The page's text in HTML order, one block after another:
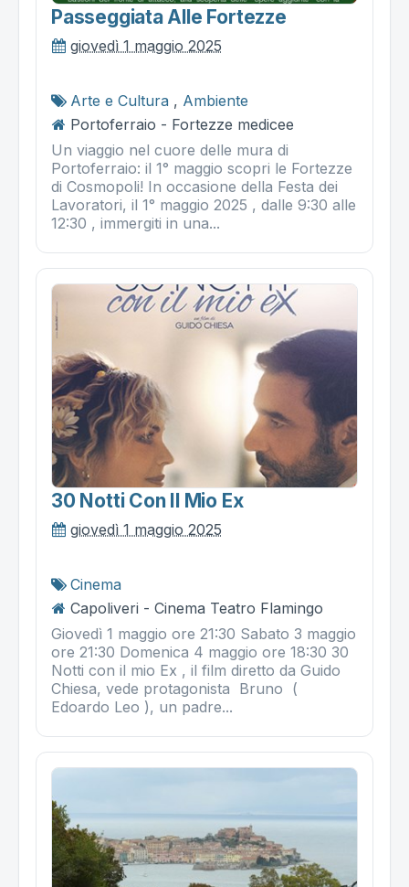
Passeggiata Alle Fortezze
giovedì 1 maggio 2025
Arte e Cultura , Ambiente
Portoferraio - Fortezze medicee
Un viaggio nel cuore delle mura di
Portoferraio: il 1° maggio scopri le Fortezze
di Cosmopoli! In occasione della Festa dei
Lavoratori, il 1° maggio 2025 , dalle 9:30 alle
12:30 , immergiti in una...
30 Notti Con Il Mio Ex
giovedì 1 maggio 2025
Cinema
Capoliveri - Cinema Teatro Flamingo
Giovedì 1 maggio ore 21:30 Sabato 3 maggio
ore 21:30 Domenica 4 maggio ore 18:30 30
Notti con il mio Ex , il film diretto da Guido
Chiesa, vede protagonista Bruno (
Edoardo Leo ), un padre...